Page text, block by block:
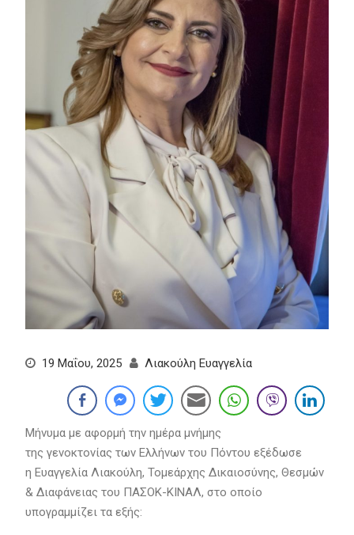
19 Μαΐου, 2025 Λιακούλη Ευαγγελία
Μήνυμα με αφορμή την ημέρα μνήμης
της γενοκτονίας των Ελλήνων του Πόντου εξέδωσε
η Ευαγγελία Λιακούλη, Τομεάρχης Δικαιοσύνης, Θεσμών
& Διαφάνειας του ΠΑΣΟΚ-ΚΙΝΑΛ, στο οποίο
υπογραμμίζει τα εξής: